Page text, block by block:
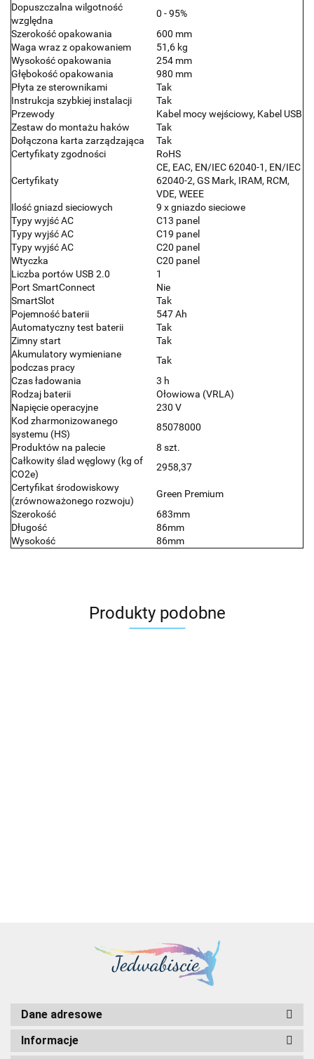
Dopuszczalna wilgotność
względna
0 - 95%
Szerokość opakowania
600 mm
Waga wraz z opakowaniem
51,6 kg
Wysokość opakowania
254 mm
Głębokość opakowania
980 mm
Płyta ze sterownikami
Tak
Instrukcja szybkiej instalacji
Tak
Przewody
Kabel mocy wejściowy, Kabel USB
Zestaw do montażu haków
Tak
Dołączona karta zarządzająca
Tak
Certyfikaty zgodności
RoHS
Certyfikaty
CE, EAC, EN/IEC 62040-1, EN/IEC
62040-2, GS Mark, IRAM, RCM,
VDE, WEEE
Ilość gniazd sieciowych
9 x gniazdo sieciowe
Typy wyjść AC
C13 panel
Typy wyjść AC
C19 panel
Typy wyjść AC
C20 panel
Wtyczka
C20 panel
Liczba portów USB 2.0
1
Port SmartConnect
Nie
SmartSlot
Tak
Pojemność baterii
547 Ah
Automatyczny test baterii
Tak
Zimny start
Tak
Akumulatory wymieniane
podczas pracy
Tak
Czas ładowania
3 h
Rodzaj baterii
Ołowiowa (VRLA)
Napięcie operacyjne
230 V
Kod zharmonizowanego
systemu (HS)
85078000
Produktów na palecie
8 szt.
Całkowity ślad węglowy (kg of
CO2e)
2958,37
Certyfikat środowiskowy
(zrównoważonego rozwoju)
Green Premium
Szerokość
683mm
Długość
86mm
Wysokość
86mm
Produkty podobne
Dane adresowe
Informacje